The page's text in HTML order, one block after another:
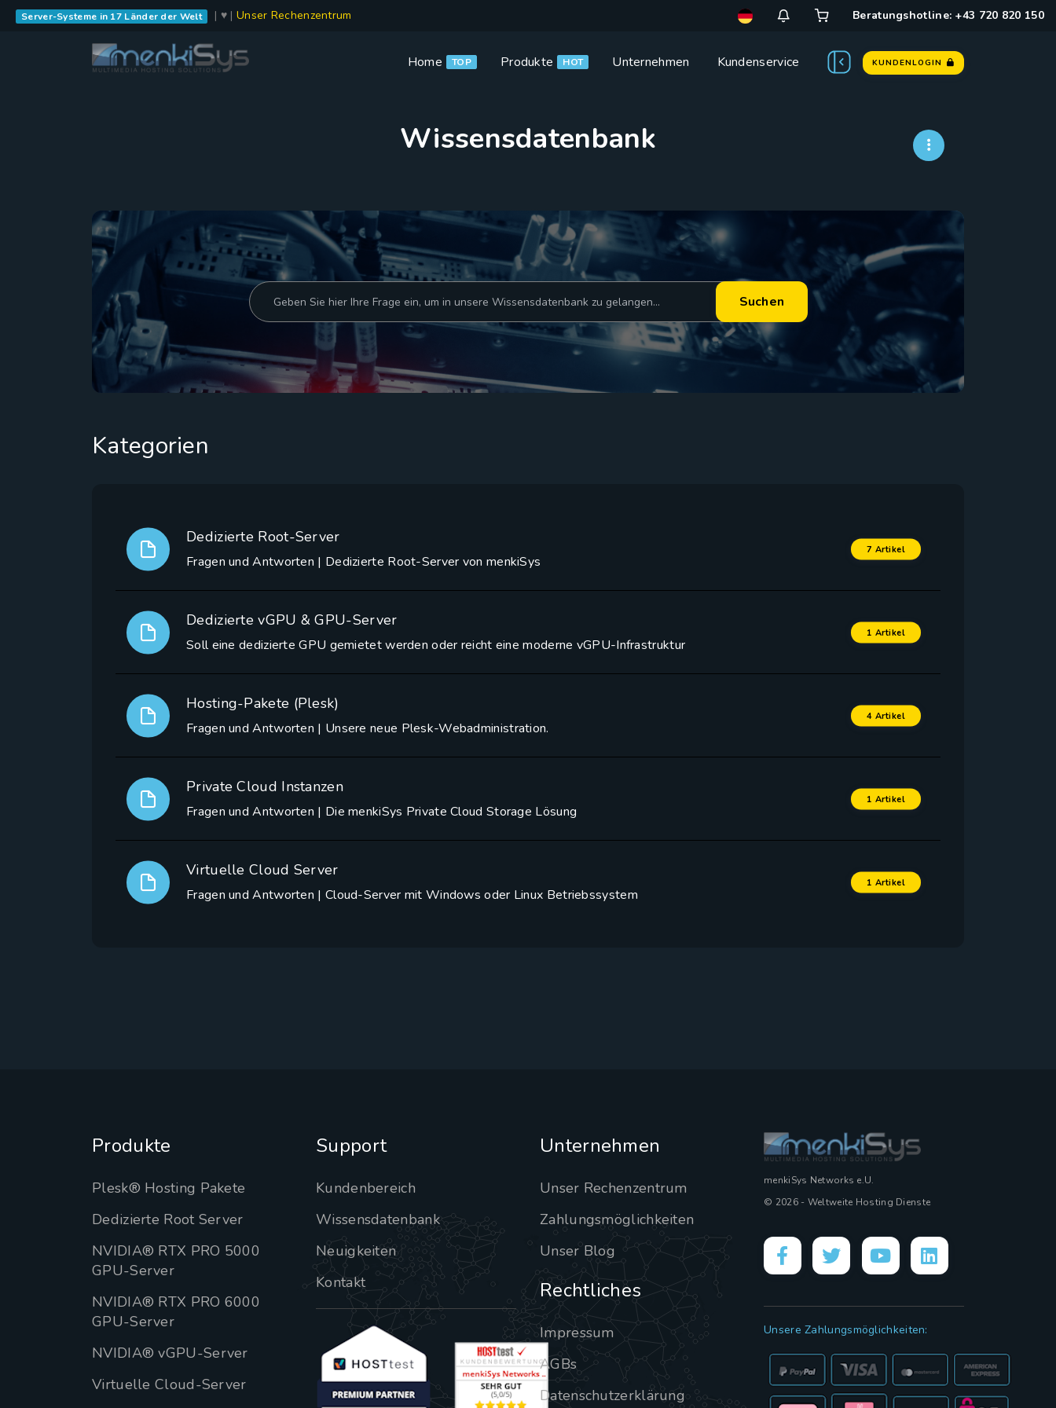
Server-Systeme in 17 Länder der Welt | ♥ | Unser Rechenzentrum Beratungshotline: +43 720 820 150
Home TOP Produkte HOT Unternehmen Kundenservice KUNDENLOGIN
Wissensdatenbank
Kategorien
Dedizierte Root-Server
7 Artikel
Fragen und Antworten | Dedizierte Root-Server von menkiSys
Dedizierte vGPU & GPU-Server
1 Artikel
Soll eine dedizierte GPU gemietet werden oder reicht eine moderne vGPU-Infrastruktur
Hosting-Pakete (Plesk)
4 Artikel
Fragen und Antworten | Unsere neue Plesk-Webadministration.
Private Cloud Instanzen
1 Artikel
Fragen und Antworten | Die menkiSys Private Cloud Storage Lösung
Virtuelle Cloud Server
1 Artikel
Fragen und Antworten | Cloud-Server mit Windows oder Linux Betriebssystem
Produkte
Plesk® Hosting Pakete
Dedizierte Root Server
NVIDIA® RTX PRO 5000
GPU-Server
NVIDIA® RTX PRO 6000
GPU-Server
NVIDIA® vGPU-Server
Virtuelle Cloud-Server
Support
Kundenbereich
Wissensdatenbank
Neuigkeiten
Kontakt
Unternehmen
Unser Rechenzentrum
Zahlungsmöglichkeiten
Unser Blog
Rechtliches
Impressum
AGBs
Datenschutzerklärung
menkiSys Networks e.U.
© 2026 - Weltweite Hosting Dienste
Unsere Zahlungsmöglichkeiten: